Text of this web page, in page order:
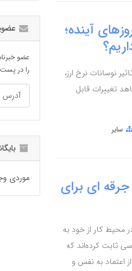
آینده؛
نوسانات نرخ ارز،
تغییرات قابل
سایر
ای برای
محیط کار از خود به
ثابت کرده‌اند که
اعتماد به نفس و
عضو
را در
موردی